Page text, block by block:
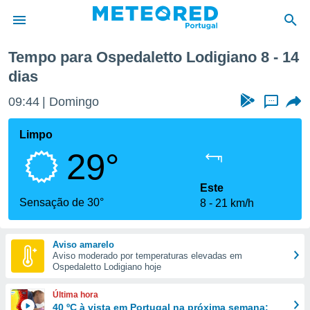
da
foi
para
e
digital
Tempo para Ospedaletto Lodigiano 8 - 14
dias
09:44 Domingo ...
Limpo
29°
Sensação de 30°
Este
8
21 km/h
Aviso amarelo
Aviso moderado por temperaturas elevadas em
Ospedaletto Lodigiano hoje
Última hora
40 ºC à vista em Portugal na próxima semana: